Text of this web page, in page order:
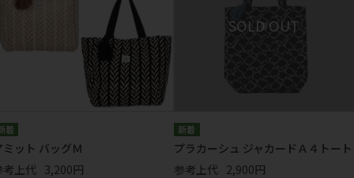
ミット バッグＭ
考上代 3,200円
プラカーシュ ジャカードＡ４トート
参考上代 2,900円